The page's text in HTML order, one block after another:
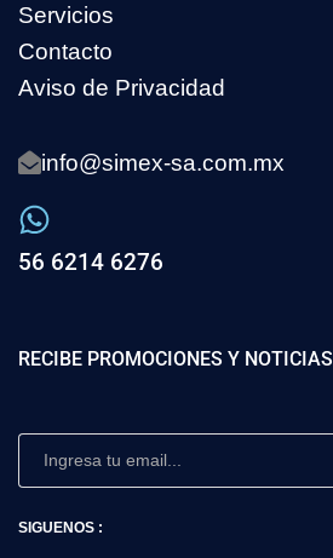
Servicios
Contacto
Aviso de Privacidad
info@simex-sa.com.mx
56 6214 6276
RECIBE PROMOCIONES Y NOTICIAS
SIGUENOS :